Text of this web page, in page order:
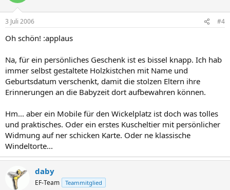
3 Juli 2006 #4
Oh schön! :applaus
Na, für ein persönliches Geschenk ist es bissel knapp. Ich hab
immer selbst gestaltete Holzkistchen mit Name und
Geburtsdatum verschenkt, damit die stolzen Eltern ihre
Erinnerungen an die Babyzeit dort aufbewahren können.
Hm... aber ein Mobile für den Wickelplatz ist doch was tolles
und praktisches. Oder ein erstes Kuscheltier mit persönlicher
Widmung auf ner schicken Karte. Oder ne klassische
Windeltorte...
daby
EF-Team Teammitglied